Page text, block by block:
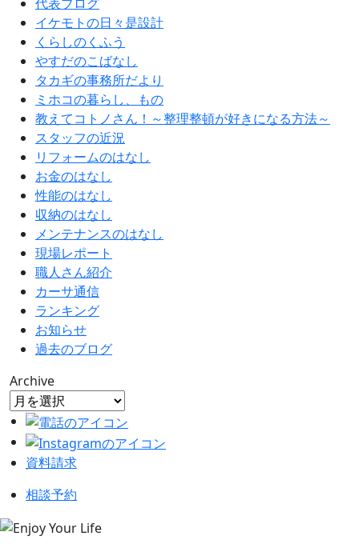
イケモトの日々是設計
くらしのくふう
やすだのこばなし
タカギの事務所だより
ミホコの暮らし、もの
教えてコトノさん！～整理整頓が好きになる方法～
スタッフの近況
リフォームのはなし
お金のはなし
性能のはなし
収納のはなし
メンテナンスのはなし
現場レポート
職人さん紹介
カーサ通信
ランキング
お知らせ
過去のブログ
Archive
資料請求
相談予約